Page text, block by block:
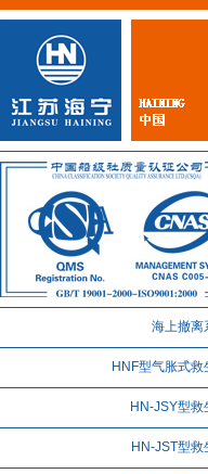
海上撤离
HNF型气胀式救
HN-JSY型救
HN-JST型救